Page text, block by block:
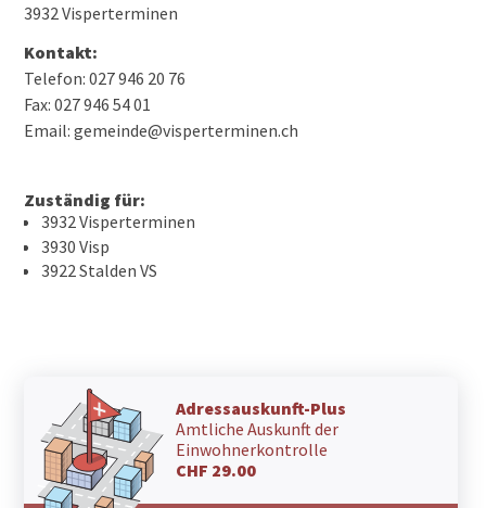
3932 Visperterminen
Kontakt:
Telefon: 027 946 20 76
Fax: 027 946 54 01
Email: gemeinde@visperterminen.ch
Zuständig für:
3932 Visperterminen
3930 Visp
3922 Stalden VS
Adressauskunft-Plus
Amtliche Auskunft der
Einwohnerkontrolle
CHF 29.00